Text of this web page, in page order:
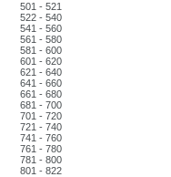
501 - 521
522 - 540
541 - 560
561 - 580
581 - 600
601 - 620
621 - 640
641 - 660
661 - 680
681 - 700
701 - 720
721 - 740
741 - 760
761 - 780
781 - 800
801 - 822